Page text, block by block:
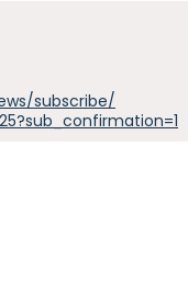
subscribe/